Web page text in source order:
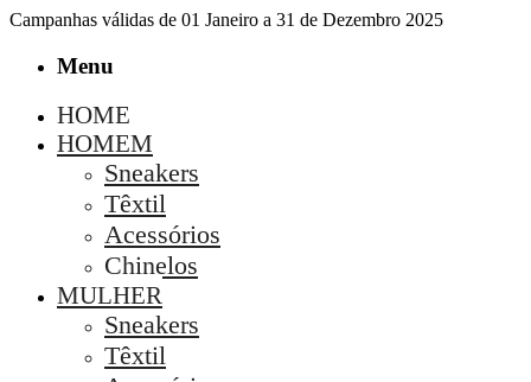
Campanhas válidas de 01 Janeiro a 31 de Dezembro 2025
Menu
HOME
HOMEM
Sneakers
Têxtil
Acessórios
Chinelos
MULHER
Sneakers
Têxtil